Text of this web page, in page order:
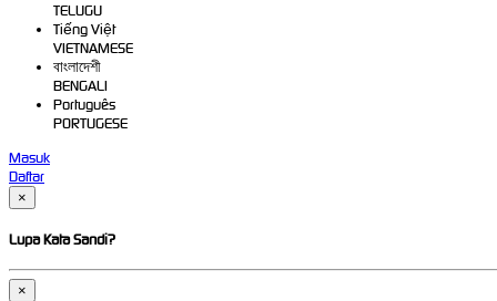
TELUGU
Tiếng Việt
VIETNAMESE
বাংলাদেশী
BENGALI
Português
PORTUGESE
Masuk
Daftar
×
Lupa Kata Sandi?
×